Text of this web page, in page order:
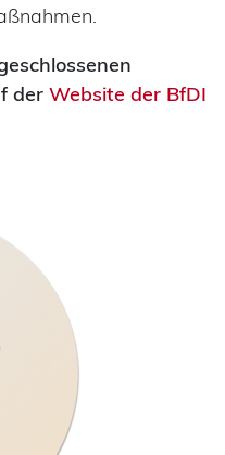
der Website der BfDI